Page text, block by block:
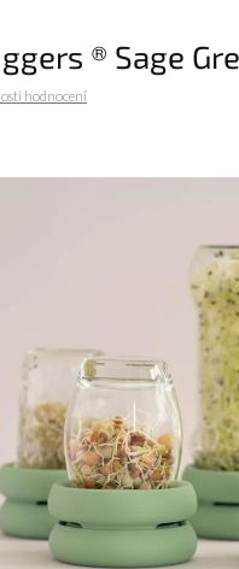
® Sage
hodnocení